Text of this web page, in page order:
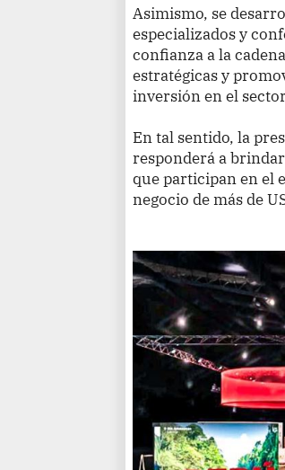
Asimismo, se
especializados y
confianza a la
estratégicas y
inversión en el
En tal sentido, la
responderá a
que participan en el
negocio de más de